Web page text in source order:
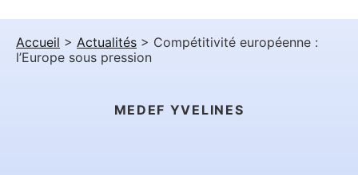
Accueil > Actualités > Compétitivité européenne :
l’Europe sous pression
MEDEF YVELINES